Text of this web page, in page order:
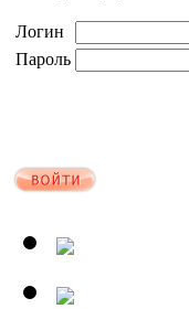
Логин
Пароль